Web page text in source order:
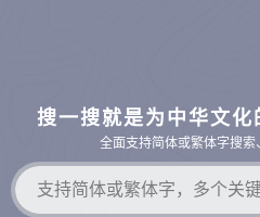
搜一搜就是为中华文
全面支持简体或繁体字搜